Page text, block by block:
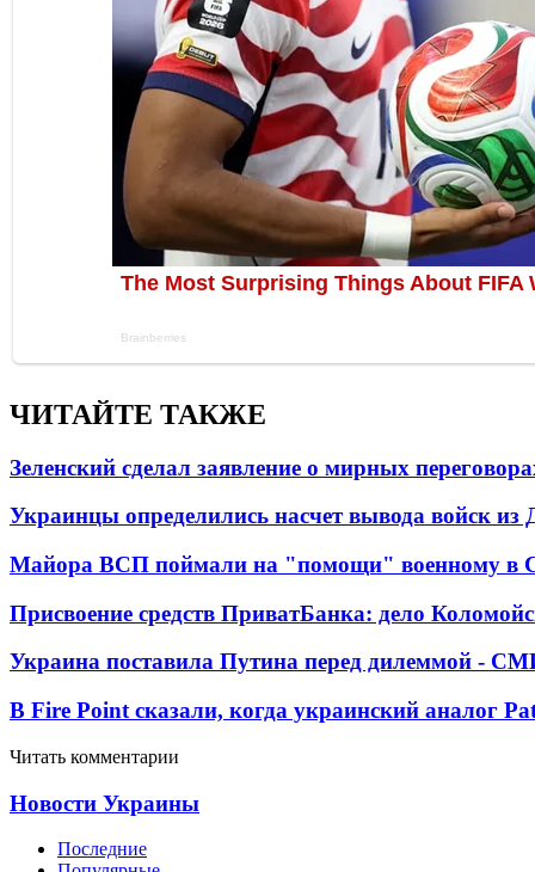
ЧИТАЙТЕ ТАКЖЕ
Зеленский сделал заявление о мирных
Украинцы определились насчет вывода войск из
Майора ВСП поймали на "помощи" военному в
Присвоение средств ПриватБанка: дело
Украина поставила Путина перед дилеммой -
В Fire Point сказали, когда украинский аналог
Читать комментарии
Новости Украины
Последние